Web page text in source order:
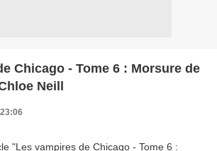
Chicago - Tome 6 : Morsure de
Neill